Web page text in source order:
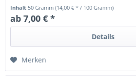
Inhalt50 Gramm(14,00 € * / 100 Gramm)
ab 7,00 € *
Details
Merken